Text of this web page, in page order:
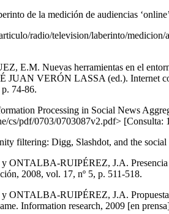
de la medición de audiencias
radio/television/laberinto/
E.M. Nuevas herramientas en el
JUAN VERÓN LASSA (ed.). Internet
74-86.
Processing in Social News
cs/pdf/0703/0703087v2.pdf> [Consulta:
filtering: Digg, Slashdot, and the
RUIPÉREZ, J.A. Presencia
2008, vol. 17, nº 5, p. 511-518.
RUIPÉREZ, J.A. Propuesta
Information research, 2009 [en